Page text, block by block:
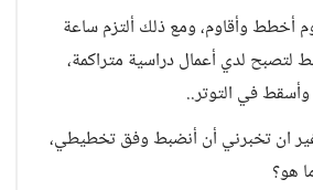
أخطط وأقاوم، ومع ذلك ألتزم ساعة
لتصبح لدي أعمال دراسية متراكمة،
في التوتر..
ان تخبرني أن أنضبط وفق تخطيطي،
هو؟